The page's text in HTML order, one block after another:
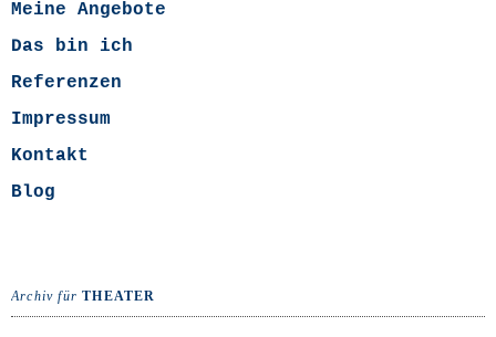
Meine Angebote
Das bin ich
Referenzen
Impressum
Kontakt
Blog
Archiv fürTHEATER